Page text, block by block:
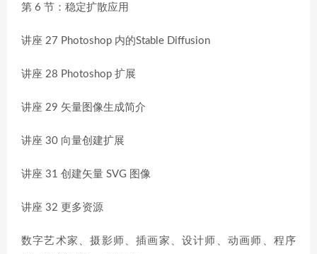
第 6 节：稳定扩散应用
讲座 27 Photoshop 内的Stable Diffusion
讲座 28 Photoshop 扩展
讲座 29 矢量图像生成简介
讲座 30 向量创建扩展
讲座 31 创建矢量 SVG 图像
讲座 32 更多资源
数字艺术家、摄影师、插画家、设计师、动画师、程序